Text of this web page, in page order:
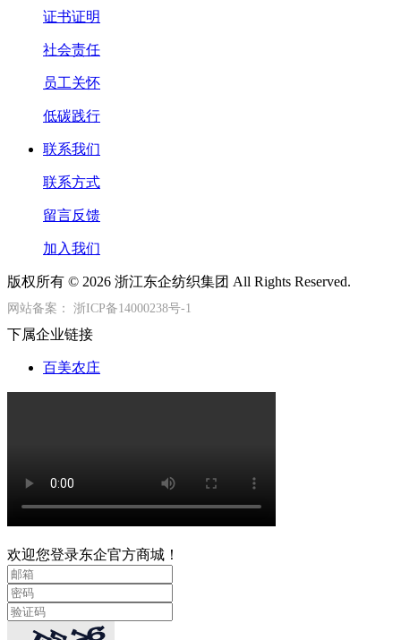
证书证明
社会责任
员工关怀
低碳践行
联系我们
联系方式
留言反馈
加入我们
版权所有 © 2026 浙江东企纺织集团 All Rights Reserved.
网站备案： 浙ICP备14000238号-1
下属企业链接
百美农庄
欢迎您登录东企官方商城！